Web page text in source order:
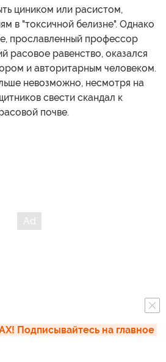
циником или расистом,
в "токсичной белизне". Однако
прославленный профессор
расовое равенство, оказался
и авторитарным человеком.
невозможно, несмотря на
свести скандал к
почве.
Подписывайтесь на главное